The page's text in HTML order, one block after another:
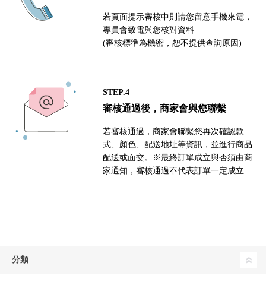
若頁面提示審核中則請您留意手機來電，
專員會致電與您核對資料
(審核標準為機密，恕不提供查詢原因)
STEP.4
審核通過後，商家會與您聯繫
若審核通過，商家會聯繫您再次確認款
式、顏色、配送地址等資訊，並進行商品
配送或面交。※最終訂單成立與否須由商
家通知，審核通過不代表訂單一定成立
分類